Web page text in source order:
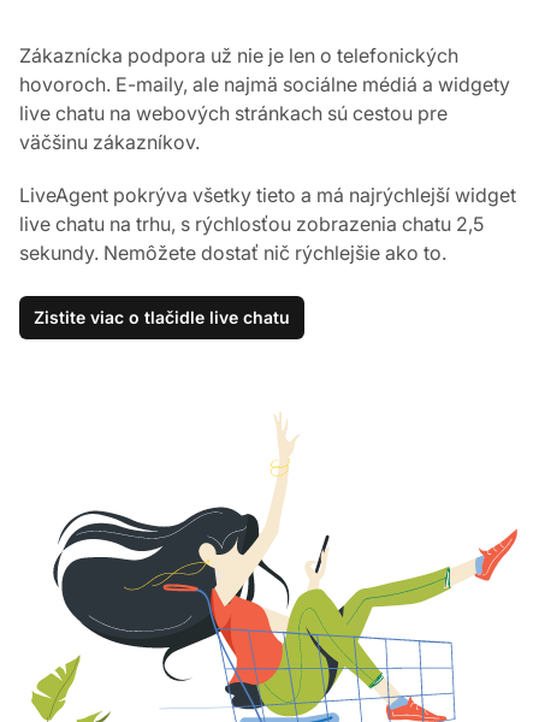
Zákaznícka podpora už nie je len o telefonických
hovoroch. E-maily, ale najmä sociálne médiá a widgety
live chatu na webových stránkach sú cestou pre
väčšinu zákazníkov.
LiveAgent pokrýva všetky tieto a má najrýchlejší widget
live chatu na trhu, s rýchlosťou zobrazenia chatu 2,5
sekundy. Nemôžete dostať nič rýchlejšie ako to.
Zistite viac o tlačidle live chatu